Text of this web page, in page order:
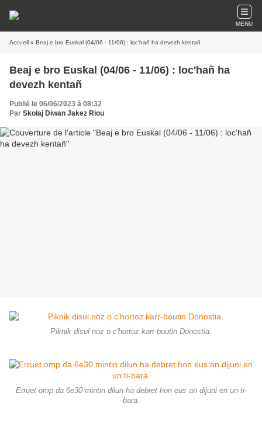
MENU
Accueil » Beaj e bro Euskal (04/06 - 11/06) : loc'hañ ha devezh kentañ
Beaj e bro Euskal (04/06 - 11/06) : loc'hañ ha
devezh kentañ
Publié le 06/06/2023 à 08:32
Par Skolaj Diwan Jakez Riou
Piknik disul noz o c'hortoz karr-boutin Donostia.
Erruet omp da 6e30 mintin dilun ha debret hon eus an dijuni en un ti-
bara.